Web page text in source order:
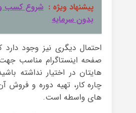
پیشنهاد ویژه : شروع کسب و
بدون سرمایه
احتمال دیگری نیز وجود
صفحه اینستاگرام مناسب
هایتان در اختیار نداشته
چاره کار، تهیه دوره و فروش
های واسطه است.